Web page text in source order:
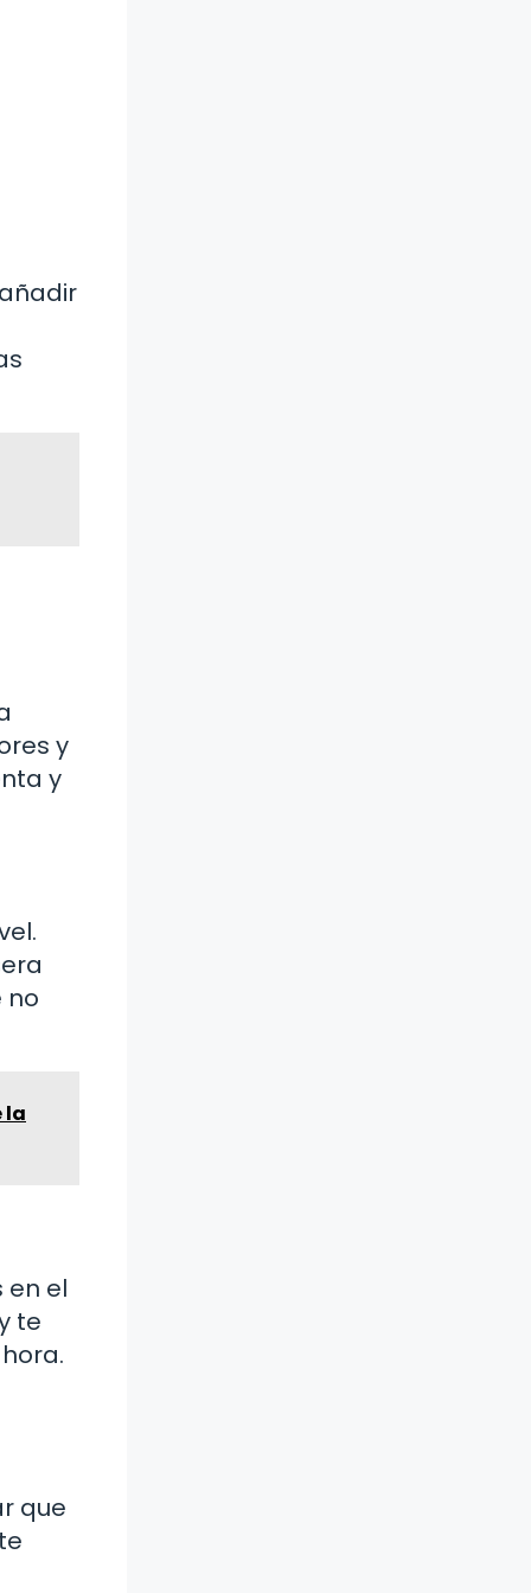
y
y
no
la
en el
te
que